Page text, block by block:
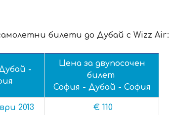
билети до Дубай с Wizz Air:
-
Цена за двупосочен
билет
София - Дубай - София
2013 € 110